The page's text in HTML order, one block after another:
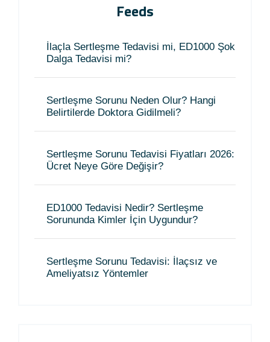
Feeds
İlaçla Sertleşme Tedavisi mi, ED1000 Şok
Dalga Tedavisi mi?
Sertleşme Sorunu Neden Olur? Hangi
Belirtilerde Doktora Gidilmeli?
Sertleşme Sorunu Tedavisi Fiyatları 2026:
Ücret Neye Göre Değişir?
ED1000 Tedavisi Nedir? Sertleşme
Sorununda Kimler İçin Uygundur?
Sertleşme Sorunu Tedavisi: İlaçsız ve
Ameliyatsız Yöntemler